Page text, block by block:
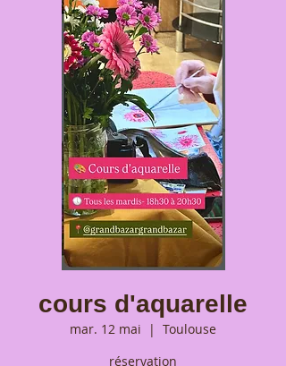
cours d'aquarelle
mar. 12 mai
  |
Toulouse
réservation